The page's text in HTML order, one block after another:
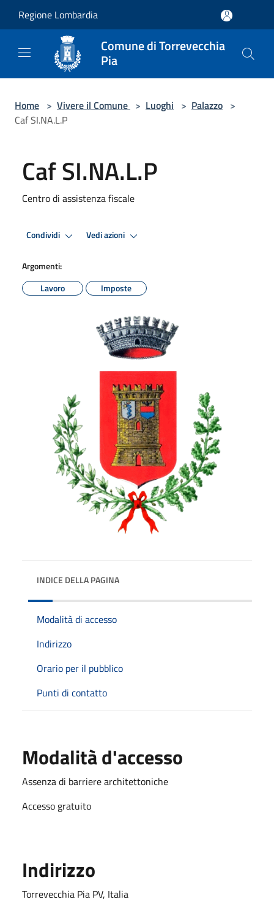
Regione Lombardia
Comune di Torrevecchia
Pia
Home > Vivere il Comune > Luoghi > Palazzo >
Caf SI.NA.L.P
Caf SI.NA.L.P
Centro di assistenza fiscale
Condividi Vedi azioni
Argomenti:
Lavoro
Imposte
INDICE DELLA PAGINA
Modalità di accesso
Indirizzo
Orario per il pubblico
Punti di contatto
Modalità d'accesso
Assenza di barriere architettoniche
Accesso gratuito
Indirizzo
Torrevecchia Pia PV, Italia